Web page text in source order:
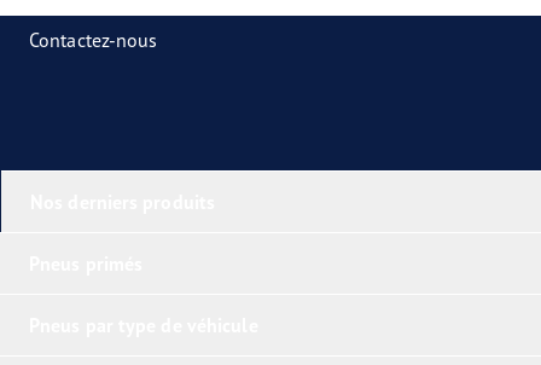
Contactez-nous